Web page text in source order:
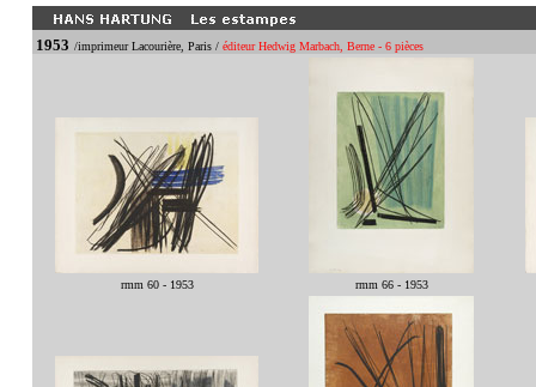
rmm 60 - 1953 rmm 66 - 1953
1953 /imprimeur Lacourière, Paris /éditeur Hedwig Marbach, Berne - 6 pièces